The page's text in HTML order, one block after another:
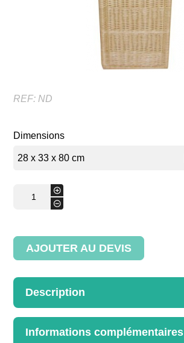
REF: ND
Dimensions
-
+
AJOUTER AU DEVIS
Description
DESCRIPTION
Dimensions disponibles :
Informations complémentaires